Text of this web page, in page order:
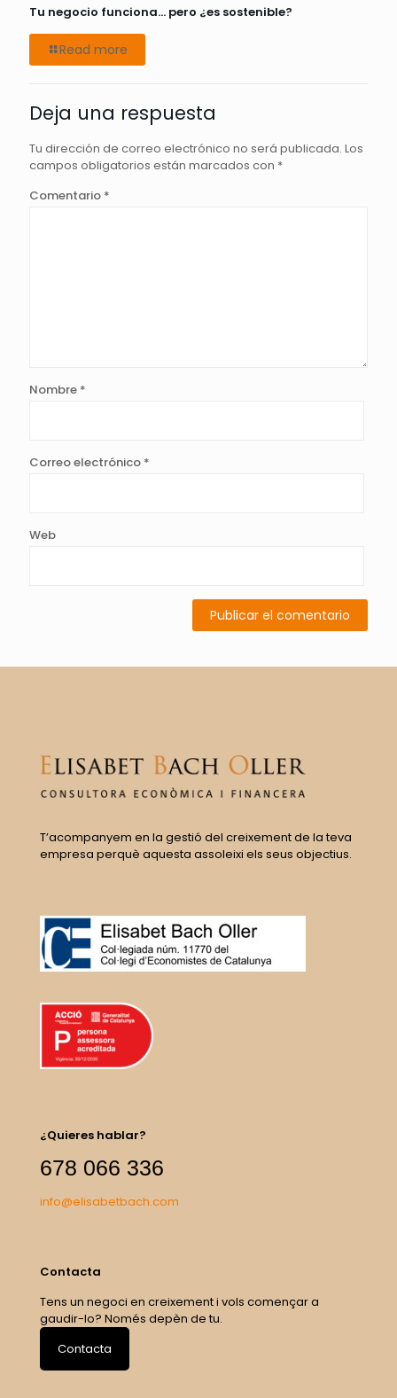
Tu negocio funciona… pero ¿es sostenible?
Read more
Deja una respuesta
Tu dirección de correo electrónico no será publicada. Los
campos obligatorios están marcados con *
Comentario *
Nombre *
Correo electrónico *
Web
T’acompanyem en la gestió del creixement de la teva
empresa perquè aquesta assoleixi els seus objectius.
¿Quieres hablar?
678 066 336
info@elisabetbach.com
Contacta
Tens un negoci en creixement i vols començar a
gaudir-lo? Només depèn de tu.
Contacta